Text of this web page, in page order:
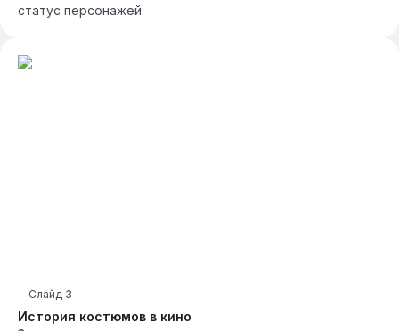
статус персонажей.
История костюмов в кино
Слайд 3